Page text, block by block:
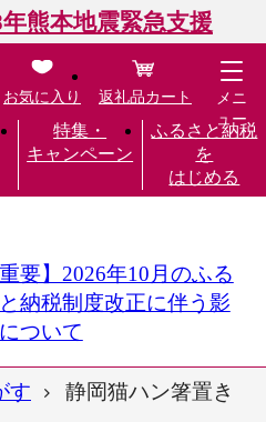
年熊本地震緊急支援
特集・
キャンペーン
ふるさと納税
を
はじめる
お気に入り 返礼品カート
メニ
ュー
重要】2026年10月のふる
納税制度改正に伴う影
ついて
す 静岡猫ハン箸置き